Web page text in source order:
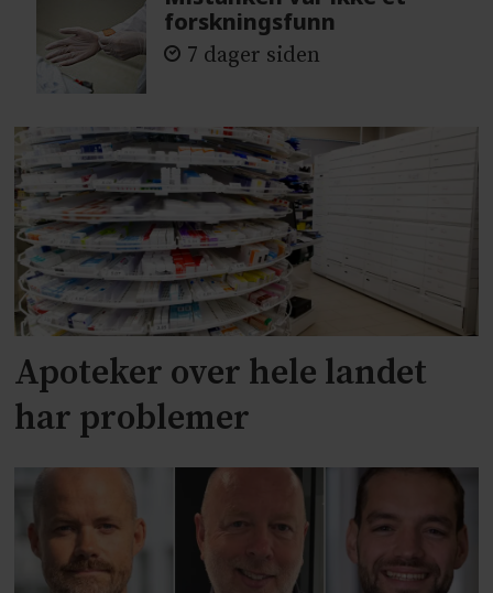
forskningsfunn
7 dager siden
Apoteker over hele landet
har problemer